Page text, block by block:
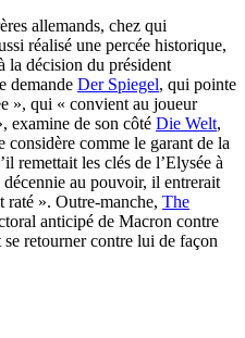
allemands, chez qui
réalisé une percée historique,
la décision du président
demande Der Spiegel, qui pointe
», qui « convient au joueur
examine de son côté Die Welt,
comme le garant de la
remettait les clés de l’Elysée à
au pouvoir, il entrerait
raté ». Outre-manche, The
anticipé de Macron contre
retourner contre lui de façon